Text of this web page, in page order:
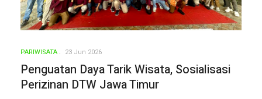
PARIWISATA 23 Jun 2026
Penguatan Daya Tarik Wisata, Sosialisasi
Perizinan DTW Jawa Timur